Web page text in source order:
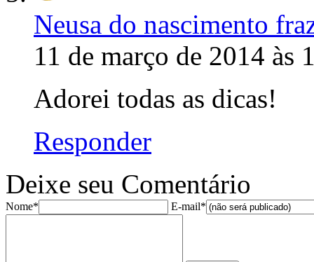
Neusa do nascimento
11 de março de 2014 às
Adorei todas as dicas!
Responder
Deixe seu Comentário
Nome* E-mail*